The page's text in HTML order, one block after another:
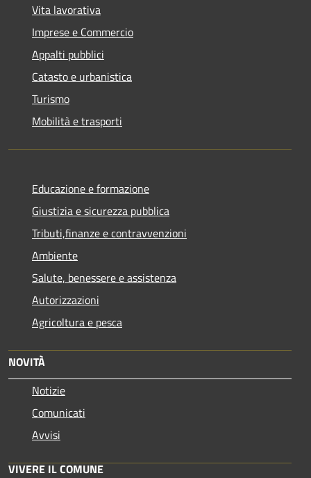
Vita lavorativa
Imprese e Commercio
Appalti pubblici
Catasto e urbanistica
Turismo
Mobilità e trasporti
Educazione e formazione
Giustizia e sicurezza pubblica
Tributi,finanze e contravvenzioni
Ambiente
Salute, benessere e assistenza
Autorizzazioni
Agricoltura e pesca
NOVITÀ
Notizie
Comunicati
Avvisi
VIVERE IL COMUNE